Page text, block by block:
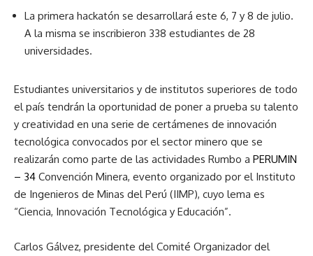
La primera hackatón se desarrollará este 6, 7 y 8 de julio.
A la misma se inscribieron 338 estudiantes de 28
universidades.
Estudiantes universitarios y de institutos superiores de todo
el país tendrán la oportunidad de poner a prueba su talento
y creatividad en una serie de certámenes de innovación
tecnológica convocados por el sector minero que se
realizarán como parte de las actividades Rumbo a PERUMIN
– 34 Convención Minera, evento organizado por el Instituto
de Ingenieros de Minas del Perú (IIMP), cuyo lema es
“Ciencia, Innovación Tecnológica y Educación”.
Carlos Gálvez, presidente del Comité Organizador del